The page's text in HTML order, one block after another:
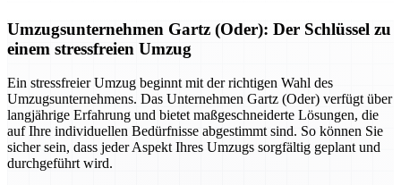
Umzugsunternehmen Gartz (Oder): Der Schlüssel zu
einem stressfreien Umzug
Ein stressfreier Umzug beginnt mit der richtigen Wahl des
Umzugsunternehmens. Das Unternehmen Gartz (Oder) verfügt über
langjährige Erfahrung und bietet maßgeschneiderte Lösungen, die
auf Ihre individuellen Bedürfnisse abgestimmt sind. So können Sie
sicher sein, dass jeder Aspekt Ihres Umzugs sorgfältig geplant und
durchgeführt wird.